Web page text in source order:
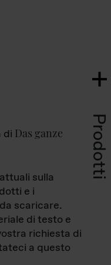
Prodotti
di Das ganze
sulla
e i
scaricare.
di testo e
richiesta di
a questo